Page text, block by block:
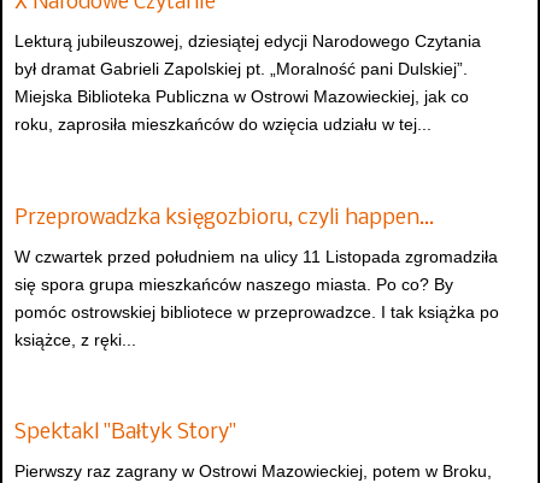
Lekturą jubileuszowej, dziesiątej edycji Narodowego Czytania
był dramat Gabrieli Zapolskiej pt. „Moralność pani Dulskiej”.
Miejska Biblioteka Publiczna w Ostrowi Mazowieckiej, jak co
roku, zaprosiła mieszkańców do wzięcia udziału w tej...
Przeprowadzka księgozbioru, czyli happen…
W czwartek przed południem na ulicy 11 Listopada zgromadziła
się spora grupa mieszkańców naszego miasta. Po co? By
pomóc ostrowskiej bibliotece w przeprowadzce. I tak książka po
książce, z ręki...
Spektakl "Bałtyk Story"
Pierwszy raz zagrany w Ostrowi Mazowieckiej, potem w Broku,